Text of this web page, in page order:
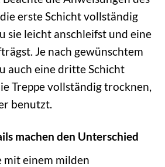
erste Schicht vollständig
sie leicht anschleifst und eine
Je nach gewünschtem
auch eine dritte Schicht
Treppe vollständig trocknen,
benutzt.
machen den Unterschied
mit einem milden